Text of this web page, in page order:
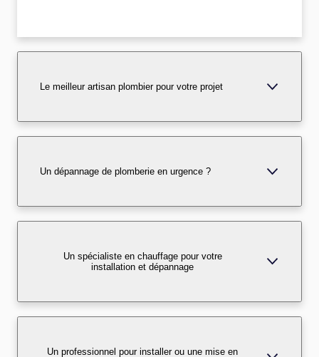
Le meilleur artisan plombier pour votre projet
Un dépannage de plomberie en urgence ?
Un spécialiste en chauffage pour votre
installation et dépannage
Un professionnel pour installer ou une mise en